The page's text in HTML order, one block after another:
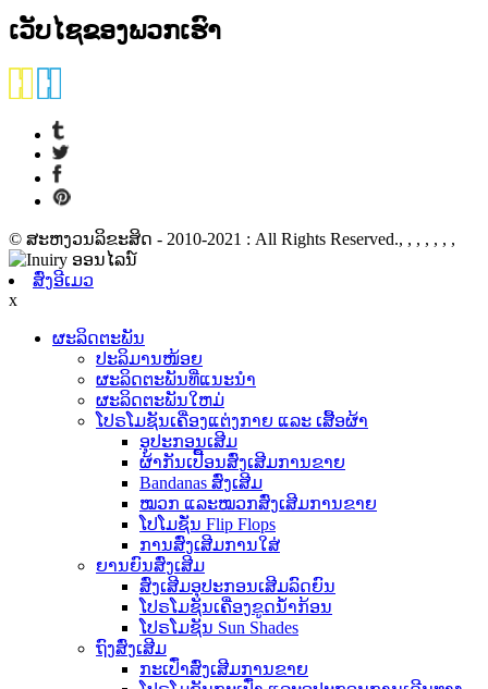
ເວັບໄຊຂອງພວກເຮົາ
© ສະຫງວນລິຂະສິດ - 2010-2021 : All Rights Reserved., , , , , , ,
ສົ່ງອີເມວ
x
ຜະລິດຕະພັນ
ປະລິມານໜ້ອຍ
ຜະລິດຕະພັນທີ່ແນະນໍາ
ຜະລິດຕະພັນໃຫມ່
ໂປຣໂມຊັນເຄື່ອງແຕ່ງກາຍ ແລະ ເສື້ອຜ້າ
ອຸປະກອນເສີມ
ຜ້າກັນເປື້ອນສົ່ງເສີມການຂາຍ
Bandanas ສົ່ງເສີມ
ໝວກ ແລະໝວກສົ່ງເສີມການຂາຍ
ໂປໂມຊັ່ນ Flip Flops
ການສົ່ງເສີມການໃສ່
ຍານຍົນສົ່ງເສີມ
ສົ່ງເສີມອຸປະກອນເສີມລົດຍົນ
ໂປຣໂມຊັນເຄື່ອງຂູດນ້ຳກ້ອນ
ໂປຣໂມຊັນ Sun Shades
ຖົງສົ່ງເສີມ
ກະເປົ໋າສົ່ງເສີມການຂາຍ